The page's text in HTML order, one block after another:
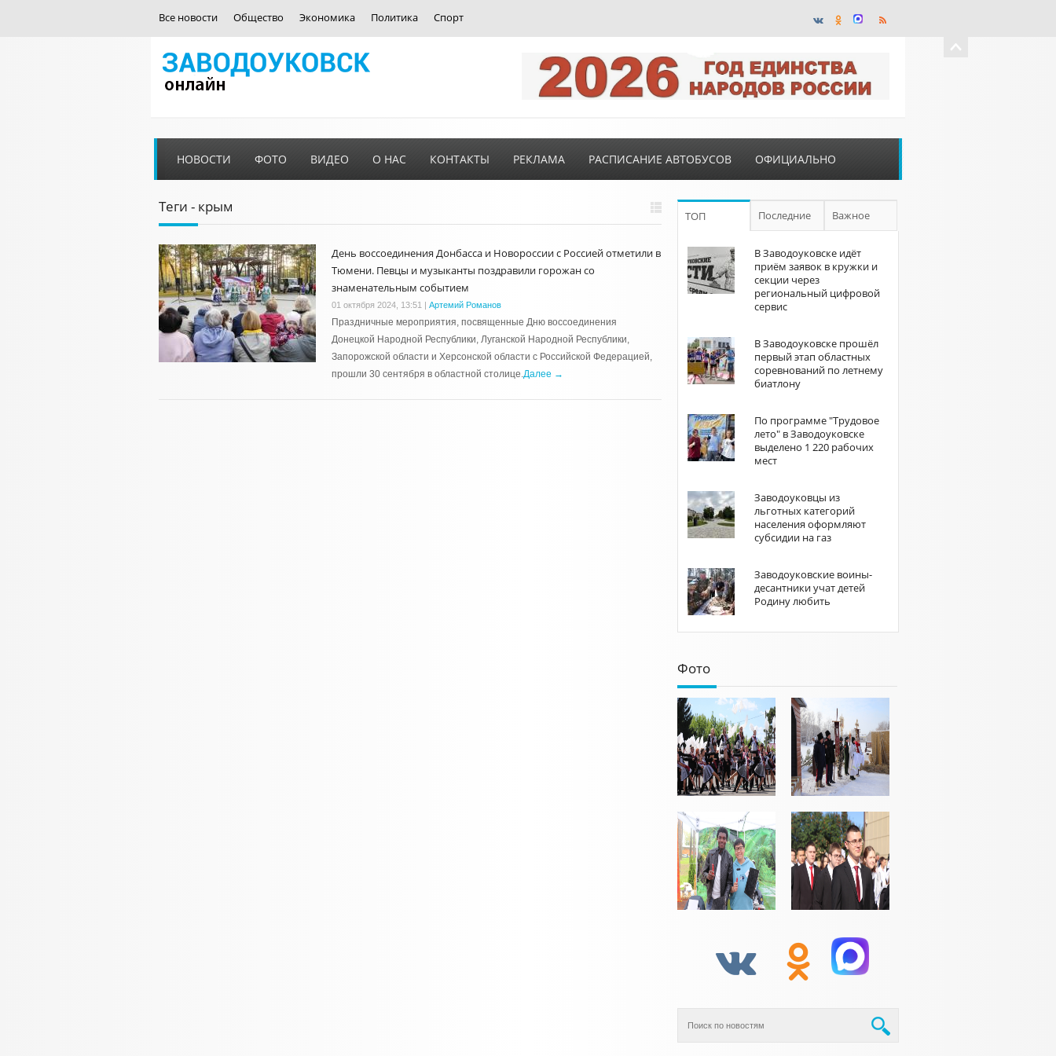
Все новости Общество Экономика Политика Спорт
НОВОСТИ ФОТО ВИДЕО О НАС КОНТАКТЫ РЕКЛАМА РАСПИСАНИЕ АВТОБУСОВ ОФИЦИАЛЬНО
Теги - крым
День воссоединения Донбасса и Новороссии с Россией отметили в
Тюмени. Певцы и музыканты поздравили горожан со
знаменательным событием
01 октября 2024, 13:51 | Артемий Романов
Праздничные мероприятия, посвященные Дню воссоединения
Донецкой Народной Республики, Луганской Народной Республики,
Запорожской области и Херсонской области с Российской Федерацией,
прошли 30 сентября в областной столице.Далее →
ТОП Последние Важное
В Заводоуковске идёт
приём заявок в кружки и
секции через
региональный цифровой
сервис
В Заводоуковске прошёл
первый этап областных
соревнований по летнему
биатлону
По программе "Трудовое
лето" в Заводоуковске
выделено 1 220 рабочих
мест
Заводоуковцы из
льготных категорий
населения оформляют
субсидии на газ
Заводоуковские воины-
десантники учат детей
Родину любить
Фото